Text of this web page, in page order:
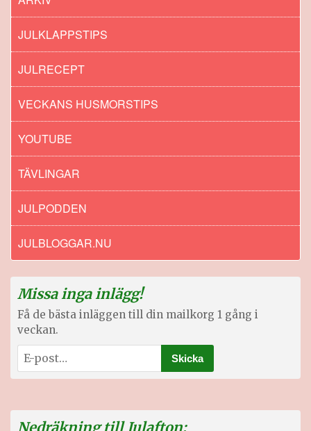
JULKLAPPSTIPS
JULRECEPT
VECKANS HUSMORSTIPS
YOUTUBE
TÄVLINGAR
JULPODDEN
JULBLOGGAR.NU
Missa inga inlägg!
Få de bästa inläggen till din mailkorg 1 gång i
veckan.
Nedräkning till Julafton: